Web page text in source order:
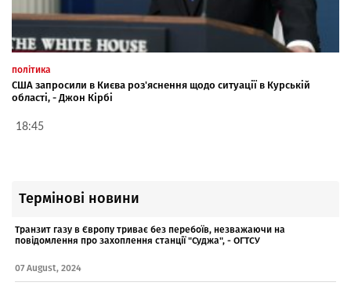
політика
США запросили в Києва роз'яснення щодо ситуації в Курській
області, - Джон Кірбі
18:45
Термінові новини
Транзит газу в Європу триває без перебоїв, незважаючи на
повідомлення про захоплення станції "Суджа", - ОГТСУ
07 August, 2024